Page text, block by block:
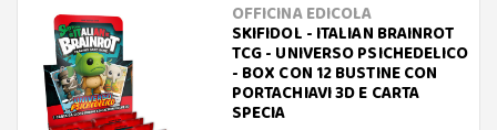
OFFICINA EDICOLA
SKIFIDOL - ITALIAN BRAINROT
TCG - UNIVERSO PSICHEDELICO
- BOX CON 12 BUSTINE CON
PORTACHIAVI 3D E CARTA
SPECIA